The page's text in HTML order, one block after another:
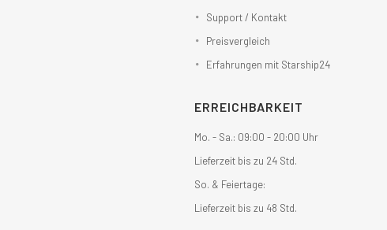
Support / Kontakt
Preisvergleich
Erfahrungen mit Starship24
ERREICHBARKEIT
Mo. - Sa.: 09:00 - 20:00 Uhr
Lieferzeit bis zu 24 Std.
So. & Feiertage:
Lieferzeit bis zu 48 Std.